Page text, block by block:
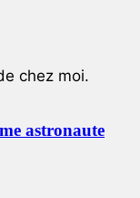
chez moi.
astronaute